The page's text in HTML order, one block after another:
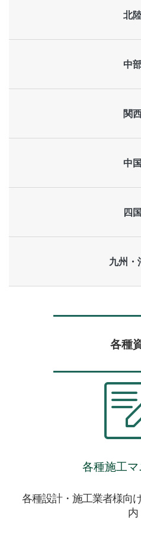
北
中
関
中国
四国
九州・
各種
各種施工
各種設計・施工業者様向
内